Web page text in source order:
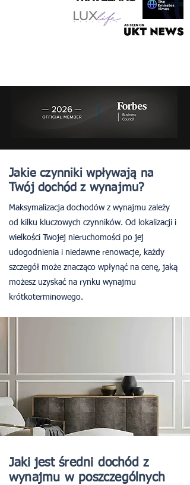
Jakie czynniki wpływają na
Twój dochód z wynajmu?
Maksymalizacja dochodów z wynajmu zależy
od kilku kluczowych czynników. Od lokalizacji i
wielkości Twojej nieruchomości po jej
udogodnienia i niedawne renowacje, każdy
szczegół może znacząco wpłynąć na cenę, jaką
możesz uzyskać na rynku wynajmu
krótkoterminowego.
Jaki jest średni dochód z
wynajmu w poszczególnych